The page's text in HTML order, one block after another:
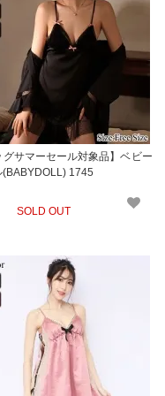
グサマーセール対象品】ベビー
(BABYDOLL) 1745
SOLD OUT